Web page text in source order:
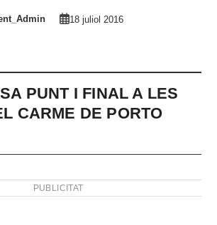
18 juliol 2016
PUNT I FINAL A LES
CARME DE PORTO
PUBLICITAT